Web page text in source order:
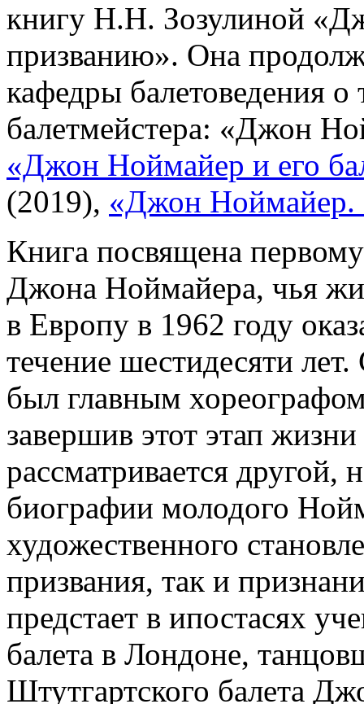
книгу Н.Н. Зозулиной
призванию». Она
кафедры балетоведения
балетмейстера: «Джон
«Джон Ноймайер и его
(2019), «Джон Ноймайер.
Книга посвящена
Джона Ноймайера, чья
в Европу в 1962 году
течение шестидесяти
был главным
завершив этот этап
рассматривается другой,
биографии молодого
художественного
призвания, так и
предстает в ипостасях
балета в Лондоне,
Штутгартского балета